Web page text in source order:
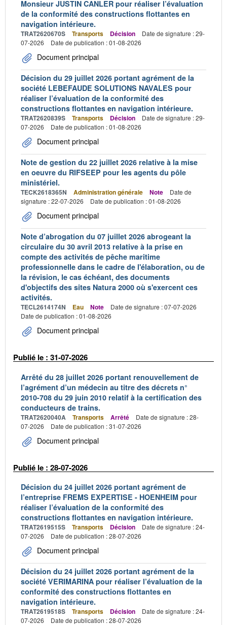
Monsieur JUSTIN CANLER pour réaliser l’évaluation
de la conformité des constructions flottantes en
navigation intérieure.
TRAT2620670S Transports Décision
Date de signature : 29-
07-2026
Date de publication : 01-08-2026
Document principal
Décision du 29 juillet 2026 portant agrément de la
société LEBEFAUDE SOLUTIONS NAVALES pour
réaliser l’évaluation de la conformité des
constructions flottantes en navigation intérieure.
TRAT2620839S Transports Décision
Date de signature : 29-
07-2026
Date de publication : 01-08-2026
Document principal
Note de gestion du 22 juillet 2026 relative à la mise
en oeuvre du RIFSEEP pour les agents du pôle
ministériel.
TECK2618365N Administration générale Note
Date de
signature : 22-07-2026
Date de publication : 01-08-2026
Document principal
Note d’abrogation du 07 juillet 2026 abrogeant la
circulaire du 30 avril 2013 relative à la prise en
compte des activités de pêche maritime
professionnelle dans le cadre de l'élaboration, ou de
la révision, le cas échéant, des documents
d'objectifs des sites Natura 2000 où s'exercent ces
activités.
TECL2614174N Eau Note
Date de signature : 07-07-2026
Date de publication : 01-08-2026
Document principal
Publié le : 31-07-2026
Arrêté du 28 juillet 2026 portant renouvellement de
l’agrément d’un médecin au titre des décrets n°
2010-708 du 29 juin 2010 relatif à la certification des
conducteurs de trains.
TRAT2620040A Transports Arrêté
Date de signature : 28-
07-2026
Date de publication : 31-07-2026
Document principal
Publié le : 28-07-2026
Décision du 24 juillet 2026 portant agrément de
l’entreprise FREMS EXPERTISE - HOENHEIM pour
réaliser l’évaluation de la conformité des
constructions flottantes en navigation intérieure.
TRAT2619515S Transports Décision
Date de signature : 24-
07-2026
Date de publication : 28-07-2026
Document principal
Décision du 24 juillet 2026 portant agrément de la
société VERIMARINA pour réaliser l’évaluation de la
conformité des constructions flottantes en
navigation intérieure.
TRAT2619518S Transports Décision
Date de signature : 24-
07-2026
Date de publication : 28-07-2026